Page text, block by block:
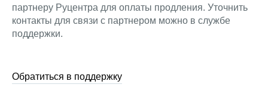
партнеру Руцентра для оплаты продления. Уточнить
контакты для связи с партнером можно в службе
поддержки.
Обратиться в поддержку